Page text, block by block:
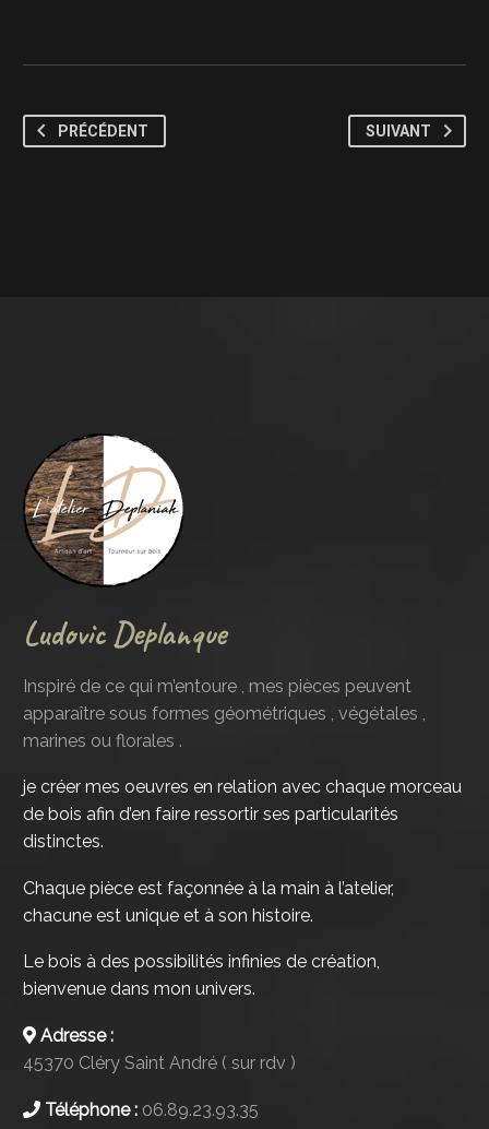
PRÉCÉDENT SUIVANT
Ludovic Deplanque
Inspiré de ce qui m’entoure , mes pièces peuvent
apparaître sous formes géométriques , végétales ,
marines ou florales .
je créer mes oeuvres en relation avec chaque morceau
de bois afin d’en faire ressortir ses particularités
distinctes.
Chaque pièce est façonnée à la main à l’atelier,
chacune est unique et à son histoire.
Le bois à des possibilités infinies de création,
bienvenue dans mon univers.
Adresse :
45370 Cléry Saint André ( sur rdv )
Téléphone : 06.89.23.93.35